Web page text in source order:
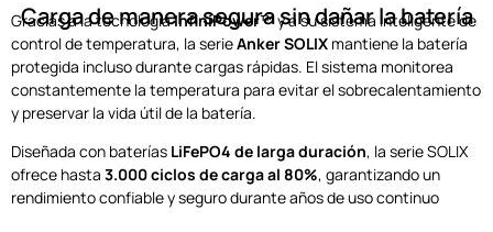
Carga de manera segura sin dañar la batería
Gracias a la tecnologíaInfiniPower™y a su sistema inteligente de
control de temperatura, la serieAnker SOLIX mantiene la batería
protegida incluso durante cargas rápidas. El sistema monitorea
constantemente la temperatura para evitar el sobrecalentamiento
y preservar la vida útil de la batería.
Diseñada con baterías LiFePO4 de larga duración, la serie SOLIX
ofrece hasta 3.000 ciclos de carga al 80%, garantizando un
rendimiento confiable y seguro durante años de uso continuo